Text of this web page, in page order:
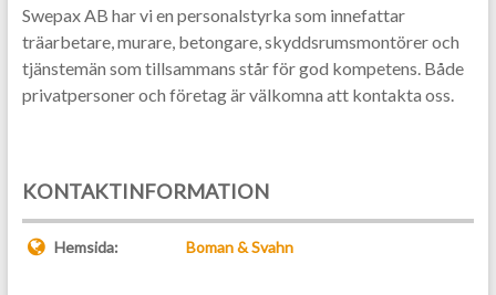
Swepax AB har vi en personalstyrka som innefattar
träarbetare, murare, betongare, skyddsrumsmontörer och
tjänstemän som tillsammans står för god kompetens. Både
privatpersoner och företag är välkomna att kontakta oss.
KONTAKTINFORMATION
Hemsida: Boman & Svahn